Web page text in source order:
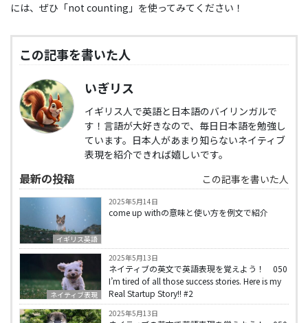
には、ぜひ「not counting」を使ってみてください！
この記事を書いた人
いぎリス
イギリス人で英語と日本語のバイリンガルで
す！言語が大好きなので、毎日日本語を勉強し
ています。日本人があまり知らないネイティブ
表現を紹介できれば嬉しいです。
最新の投稿 この記事を書いた人
イギリス英語
2025年5月14日
come up withの意味と使い方を例文で紹介
ネイティブ表現
2025年5月13日
ネイティブの英文で英語表現を覚えよう！ 050
I’m tired of all those success stories. Here is my
Real Startup Story!! #2
2025年5月13日